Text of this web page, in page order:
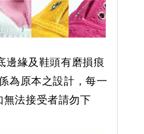
邊緣及鞋頭有磨損痕
為原本之設計，每一
法接受者請勿下